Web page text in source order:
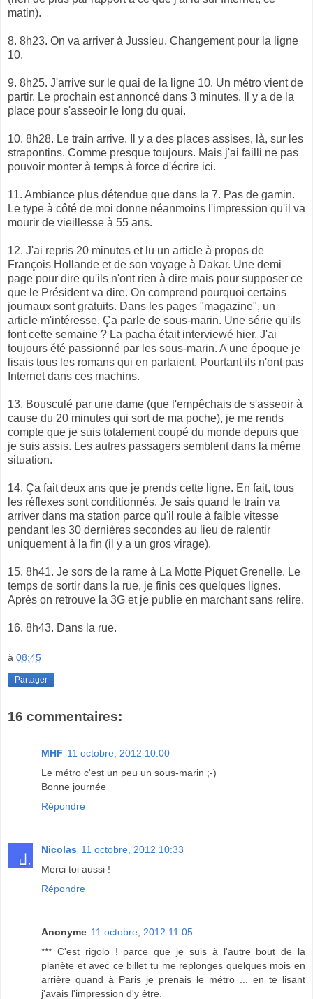
matin).
8. 8h23. On va arriver à Jussieu. Changement pour la ligne
10.
9. 8h25. J'arrive sur le quai de la ligne 10. Un métro vient de
partir. Le prochain est annoncé dans 3 minutes. Il y a de la
place pour s'asseoir le long du quai.
10. 8h28. Le train arrive. Il y a des places assises, là, sur les
strapontins. Comme presque toujours. Mais j'ai failli ne pas
pouvoir monter à temps à force d'écrire ici.
11. Ambiance plus détendue que dans la 7. Pas de gamin.
Le type à côté de moi donne néanmoins l'impression qu'il va
mourir de vieillesse à 55 ans.
12. J'ai repris 20 minutes et lu un article à propos de
François Hollande et de son voyage à Dakar. Une demi
page pour dire qu'ils n'ont rien à dire mais pour supposer ce
que le Président va dire. On comprend pourquoi certains
journaux sont gratuits. Dans les pages "magazine", un
article m'intéresse. Ça parle de sous-marin. Une série qu'ils
font cette semaine ? La pacha était interviewé hier. J'ai
toujours été passionné par les sous-marin. A une époque je
lisais tous les romans qui en parlaient. Pourtant ils n'ont pas
Internet dans ces machins.
13. Bousculé par une dame (que l'empêchais de s'asseoir à
cause du 20 minutes qui sort de ma poche), je me rends
compte que je suis totalement coupé du monde depuis que
je suis assis. Les autres passagers semblent dans la même
situation.
14. Ça fait deux ans que je prends cette ligne. En fait, tous
les réflexes sont conditionnés. Je sais quand le train va
arriver dans ma station parce qu'il roule à faible vitesse
pendant les 30 dernières secondes au lieu de ralentir
uniquement à la fin (il y a un gros virage).
15. 8h41. Je sors de la rame à La Motte Piquet Grenelle. Le
temps de sortir dans la rue, je finis ces quelques lignes.
Après on retrouve la 3G et je publie en marchant sans relire.
16. 8h43. Dans la rue.
à 08:45
Partager
16 commentaires:
MHF 11 octobre, 2012 10:00
Le métro c'est un peu un sous-marin ;-)
Bonne journée
Répondre
Nicolas 11 octobre, 2012 10:33
Merci toi aussi !
Répondre
Anonyme 11 octobre, 2012 11:05
*** C'est rigolo ! parce que je suis à l'autre bout de la
planète et avec ce billet tu me replonges quelques mois en
arrière quand à Paris je prenais le métro ... en te lisant
j'avais l'impression d'y être.